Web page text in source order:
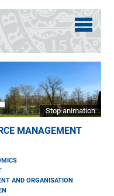
Stop animation
MANAGEMENT
AND ORGANISATION